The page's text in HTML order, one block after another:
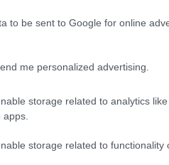
to be sent to Google for online
me personalized advertising.
storage related to analytics
storage related to functionality
δημοτική αρχή, στο οποίο -